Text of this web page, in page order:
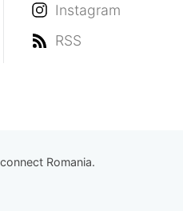
Instagram
RSS
Romania.